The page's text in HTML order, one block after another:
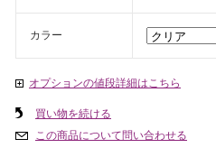
カラー
オプションの値段詳細はこちら
買い物を続ける
この商品について問い合わせる